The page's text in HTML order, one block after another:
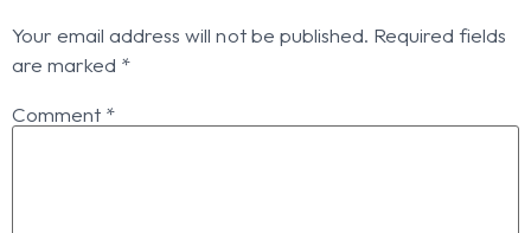
Your email address will not be published. Required fields
are marked *
Comment *